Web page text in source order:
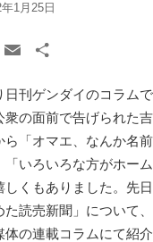
1月25日
HatenaEmail
刊ゲンダイのコラムで
衆の面前で告げられた
ら「オマエ、なんか名
「いろいろな方がホー
くもありました。先
た読売新聞」について
体の連載コラムにて紹